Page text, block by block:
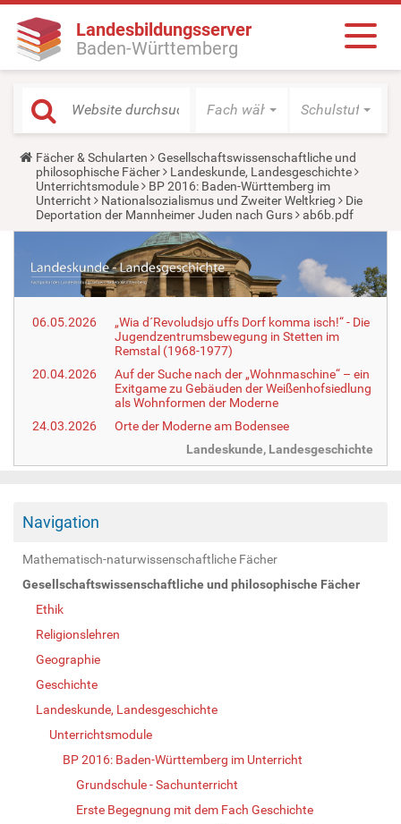
Landesbildungsserver
Baden-Württemberg
Fach wählen Schulstufe
Y
o
u
a
r
e
r
e
:
Fächer & Schularten
Gesellschaftswissenschaftliche und
philosophische Fächer
Landeskunde, Landesgeschichte
Unterrichtsmodule
BP 2016: Baden-Württemberg im
Unterricht
Nationalsozialismus und Zweiter Weltkrieg
Die
Deportation der Mannheimer Juden nach Gurs
ab6b.pdf
06.05.2026
„Wia d´Revoludsjo uffs Dorf komma isch!“ - Die
Jugendzentrumsbewegung in Stetten im
Remstal (1968-1977)
20.04.2026
Auf der Suche nach der „Wohnmaschine“ – ein
Exitgame zu Gebäuden der Weißenhofsiedlung
als Wohnformen der Moderne
24.03.2026
Orte der Moderne am Bodensee
Landeskunde, Landesgeschichte
Navigation
Mathematisch-naturwissenschaftliche Fächer
Gesellschaftswissenschaftliche und philosophische Fächer
Ethik
Religionslehren
Geographie
Geschichte
Landeskunde, Landesgeschichte
Unterrichtsmodule
BP 2016: Baden-Württemberg im Unterricht
Grundschule - Sachunterricht
Erste Begegnung mit dem Fach Geschichte